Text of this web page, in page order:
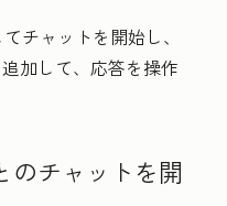
チャットを開始し、
加して、応答を操作
のチャットを開